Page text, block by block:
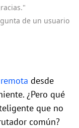
de un usuario
desde
¿Pero qué
que no
común?